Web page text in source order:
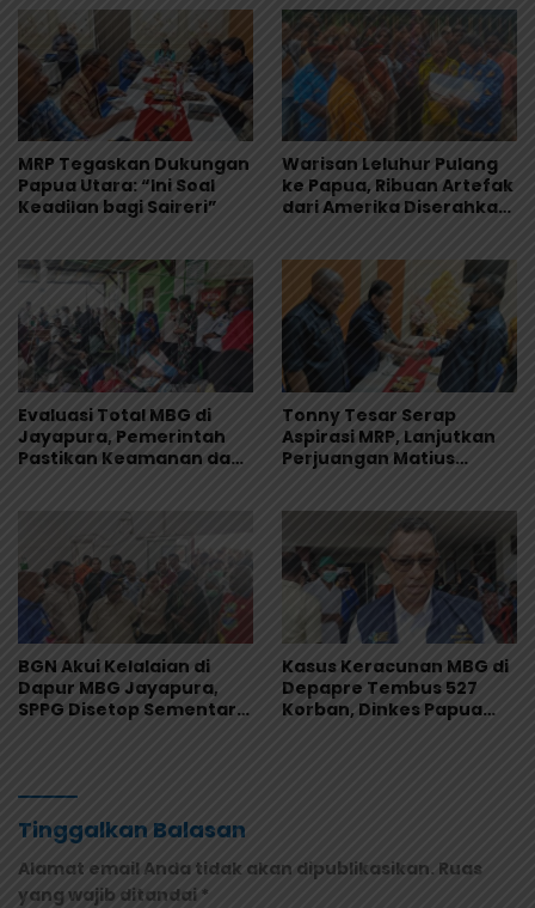
MRP Tegaskan Dukungan
Papua Utara: “Ini Soal
Keadilan bagi Saireri”
Warisan Leluhur Pulang
ke Papua, Ribuan Artefak
dari Amerika Diserahkan
Evaluasi Total MBG di
Jayapura, Pemerintah
Pastikan Keamanan dan
Tonny Tesar Serap
Aspirasi MRP, Lanjutkan
Perjuangan Matius
Masyarakat Adat
BGN Akui Kelalaian di
Dapur MBG Jayapura,
SPPG Disetop Sementara
Kasus Keracunan MBG di
Depapre Tembus 527
Korban, Dinkes Papua
Tinggalkan Balasan
Alamat email Anda tidak akan dipublikasikan. Ruas
yang wajib ditandai *